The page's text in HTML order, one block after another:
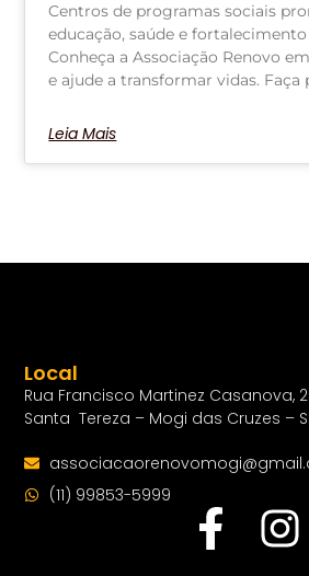
Centros de programas sociais
educação, saúde e
Conheça a Associação Renovo
e ajude a transformar vidas. Faça
Leia Mais
Local
Rua Francisco Martinez Casanova,
Santa Tereza – Mogi das Cruzes –
(11) 99853-5999